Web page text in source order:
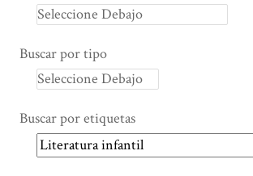
Buscar por tipo
Buscar por etiquetas